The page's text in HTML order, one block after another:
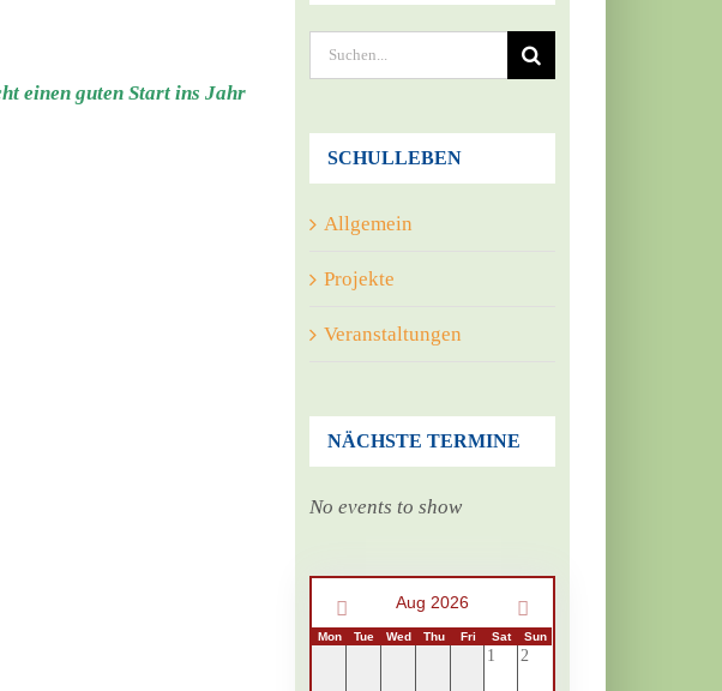
einen guten Start ins Jahr
Suche
nach:
SCHULLEBEN
Allgemein
Projekte
Veranstaltungen
NÄCHSTE TERMINE
No events to show
Aug 2026
Mon Tue Wed Thu Fri Sat Sun
1 2